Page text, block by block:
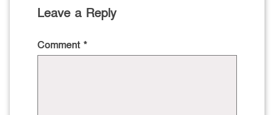
Leave a Reply
Comment *